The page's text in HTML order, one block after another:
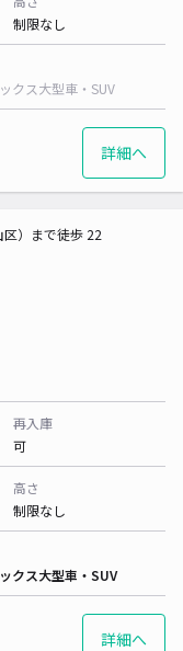
制限なし
クス大型車・SUV
詳細へ
）まで徒歩 22
再入庫
可
高さ
制限なし
クス大型車・SUV
詳細へ